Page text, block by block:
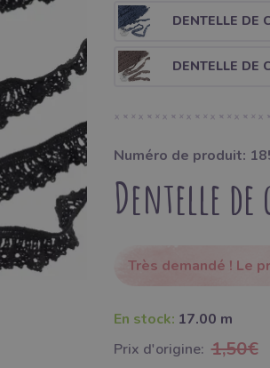
DENTELLE DE
DENTELLE DE
Numéro de produit:
Dentelle
Très demandé ! Le
En stock: 17.00 m
Prix ​​d'origine: 1,50€